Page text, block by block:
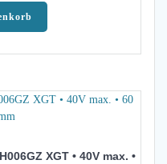
XGT • 40V max. •